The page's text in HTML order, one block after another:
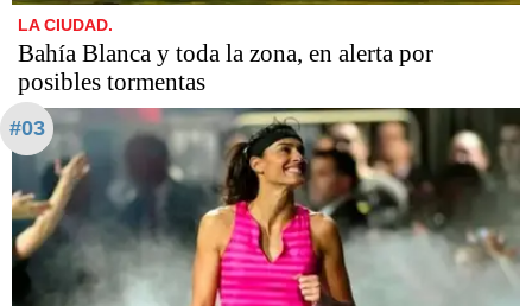
LA CIUDAD.
Bahía Blanca y toda la zona, en alerta por
posibles tormentas
#03